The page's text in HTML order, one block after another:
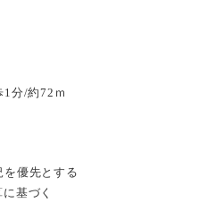
分/約72ｍ
優先とする
基づく